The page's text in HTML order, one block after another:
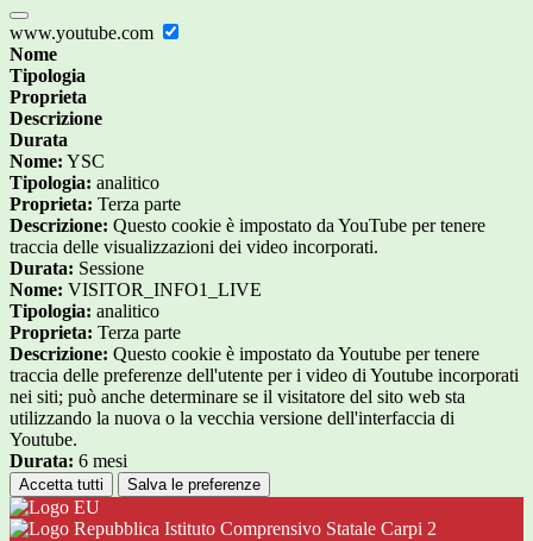
www.youtube.com
Nome
Tipologia
Proprieta
Descrizione
Durata
Nome: YSC
Tipologia: analitico
Proprieta: Terza parte
Descrizione: Questo cookie è impostato da YouTube per tenere
traccia delle visualizzazioni dei video incorporati.
Durata: Sessione
Nome: VISITOR_INFO1_LIVE
Tipologia: analitico
Proprieta: Terza parte
Descrizione: Questo cookie è impostato da Youtube per tenere
traccia delle preferenze dell'utente per i video di Youtube incorporati
nei siti; può anche determinare se il visitatore del sito web sta
utilizzando la nuova o la vecchia versione dell'interfaccia di
Youtube.
Durata: 6 mesi
Accetta tutti Salva le preferenze
Istituto Comprensivo Statale Carpi 2